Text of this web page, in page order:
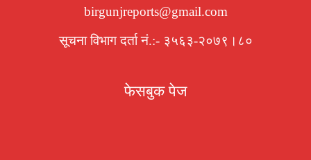
birgunjreports@gmail.com
सूचना विभाग दर्ता नं.:- ३५६३-२०७९।८०
फेसबुक पेज